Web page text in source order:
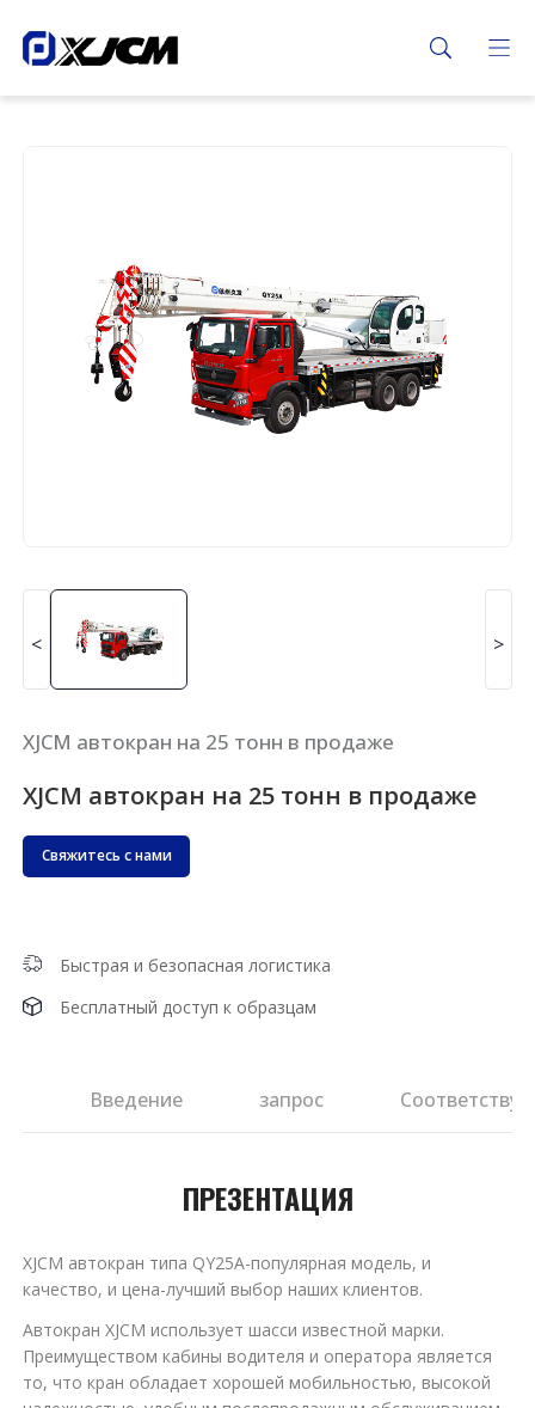
< >
XJCM автокран на 25 тонн в продаже
XJCM автокран на 25 тонн в продаже
Свяжитесь с нами
Быстрая и безопасная логистика
Бесплатный доступ к образцам
Введение запрос
ПРЕЗЕНТАЦИЯ
XJCM автокран типа QY25A-популярная модель, и
качество, и цена-лучший выбор наших клиентов.
Автокран XJCM использует шасси известной марки.
Преимуществом кабины водителя и оператора является
то, что кран обладает хорошей мобильностью, высокой